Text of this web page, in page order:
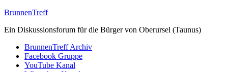
BrunnenTreff
Ein Diskussionsforum für die Bürger von Oberursel (Taunus)
BrunnenTreff Archiv
Facebook Gruppe
YouTube Kanal